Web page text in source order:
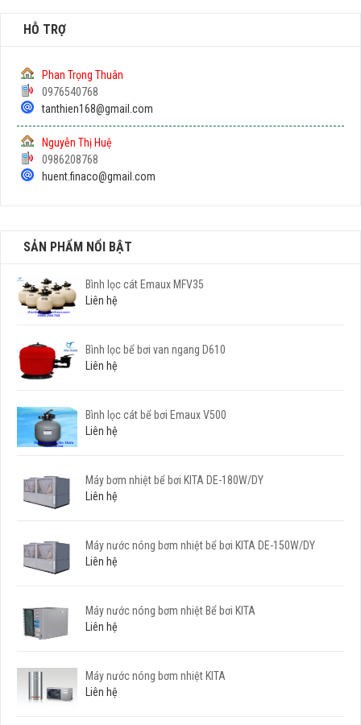
HỖ TRỢ
Phan Trọng Thuân
0976540768
tanthien168@gmail.com
Nguyễn Thị Huệ
0986208768
huent.finaco@gmail.com
SẢN PHẨM NỔI BẬT
Bình lọc cát Emaux MFV35
Liên hệ
Bình lọc bể bơi van ngang D610
Liên hệ
Bình lọc cát bể bơi Emaux V500
Liên hệ
Máy bơm nhiệt bể bơi KITA DE-180W/DY
Liên hệ
Máy nước nóng bơm nhiệt bể bơi KITA DE-150W/DY
Liên hệ
Máy nước nóng bơm nhiệt Bể bơi KITA
Liên hệ
Máy nước nóng bơm nhiệt KITA
Liên hệ